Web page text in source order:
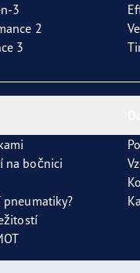
3
2
3
na bočnici